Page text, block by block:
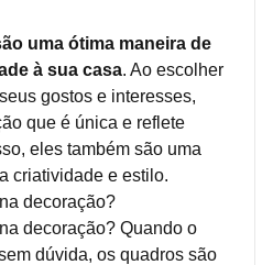
uma ótima maneira de
à sua casa. Ao escolher
gostos e interesses,
que é única e reflete
eles também são uma
criatividade e estilo.
decoração?
decoração? Quando o
dúvida, os quadros são